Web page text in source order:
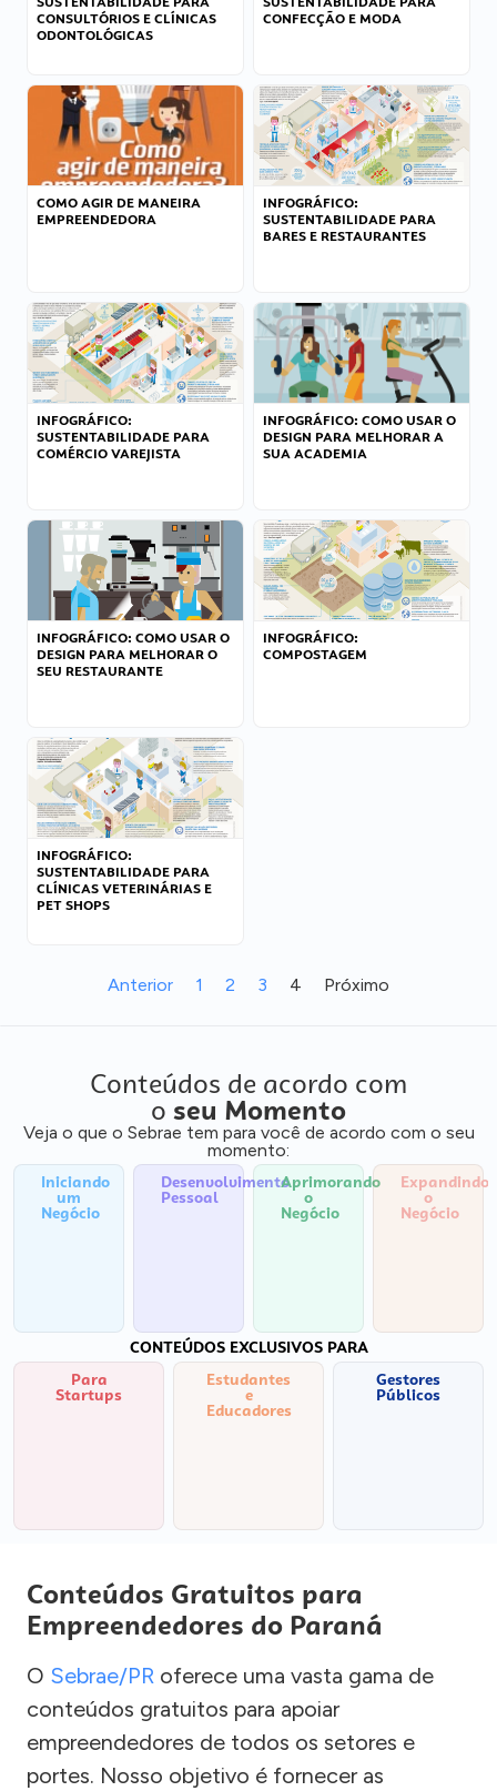
CONSULTÓRIOS E CLÍNICAS
ODONTOLÓGICAS
CONFECÇÃO E MODA
COMO AGIR DE MANEIRA
EMPREENDEDORA
INFOGRÁFICO:
SUSTENTABILIDADE PARA
BARES E RESTAURANTES
INFOGRÁFICO:
SUSTENTABILIDADE PARA
COMÉRCIO VAREJISTA
INFOGRÁFICO: COMO USAR O
DESIGN PARA MELHORAR A
SUA ACADEMIA
INFOGRÁFICO: COMO USAR O
DESIGN PARA MELHORAR O
SEU RESTAURANTE
INFOGRÁFICO:
COMPOSTAGEM
INFOGRÁFICO:
SUSTENTABILIDADE PARA
CLÍNICAS VETERINÁRIAS E
PET SHOPS
Anterior 1 2 3 4 Próximo
Conteúdos de acordo com
o seu Momento
Veja o que o Sebrae tem para você de acordo com o seu
momento:
Iniciando
um
Negócio
Desenvolvimento
Pessoal
Aprimorando
o
Negócio
Expandindo
o
Negócio
CONTEÚDOS EXCLUSIVOS PARA
Para
Startups
Estudantes
e
Educadores
Gestores
Públicos
Conteúdos Gratuitos para
Empreendedores do Paraná
O Sebrae/PR oferece uma vasta gama de
conteúdos gratuitos para apoiar
empreendedores de todos os setores e
portes. Nosso objetivo é fornecer as